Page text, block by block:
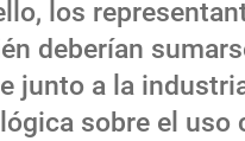
los
deberían
junto a la
sobre el uso